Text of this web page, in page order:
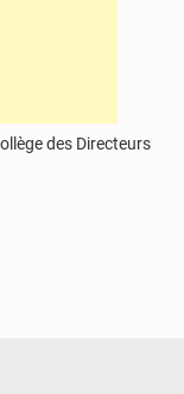
des Directeurs